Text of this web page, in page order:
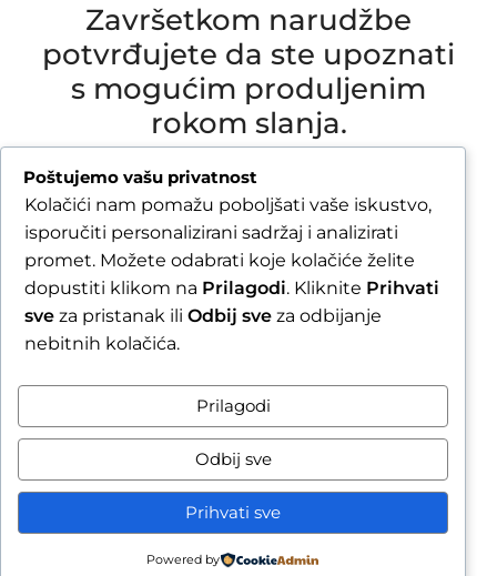
Završetkom narudžbe
potvrđujete da ste upoznati
s mogućim produljenim
rokom slanja.
Due to our annual holiday from 1 August 2026 to
16 August 2026, all orders received after 30 July
2026 will be processed and shipped during the
week following our return.
By completing your order, you confirm that you
are aware of the possible extended shipping
Zatvori obavijest / Close
Poštujemo vašu privatnost
Kolačići nam pomažu poboljšati vaše iskustvo,
isporučiti personalizirani sadržaj i analizirati
promet. Možete odabrati koje kolačiće želite
dopustiti klikom na Prilagodi. Kliknite Prihvati
sve za pristanak ili Odbij sve za odbijanje
nebitnih kolačića.
Prilagodi
Odbij sve
Prihvati sve
Powered by
Raskid ugovora